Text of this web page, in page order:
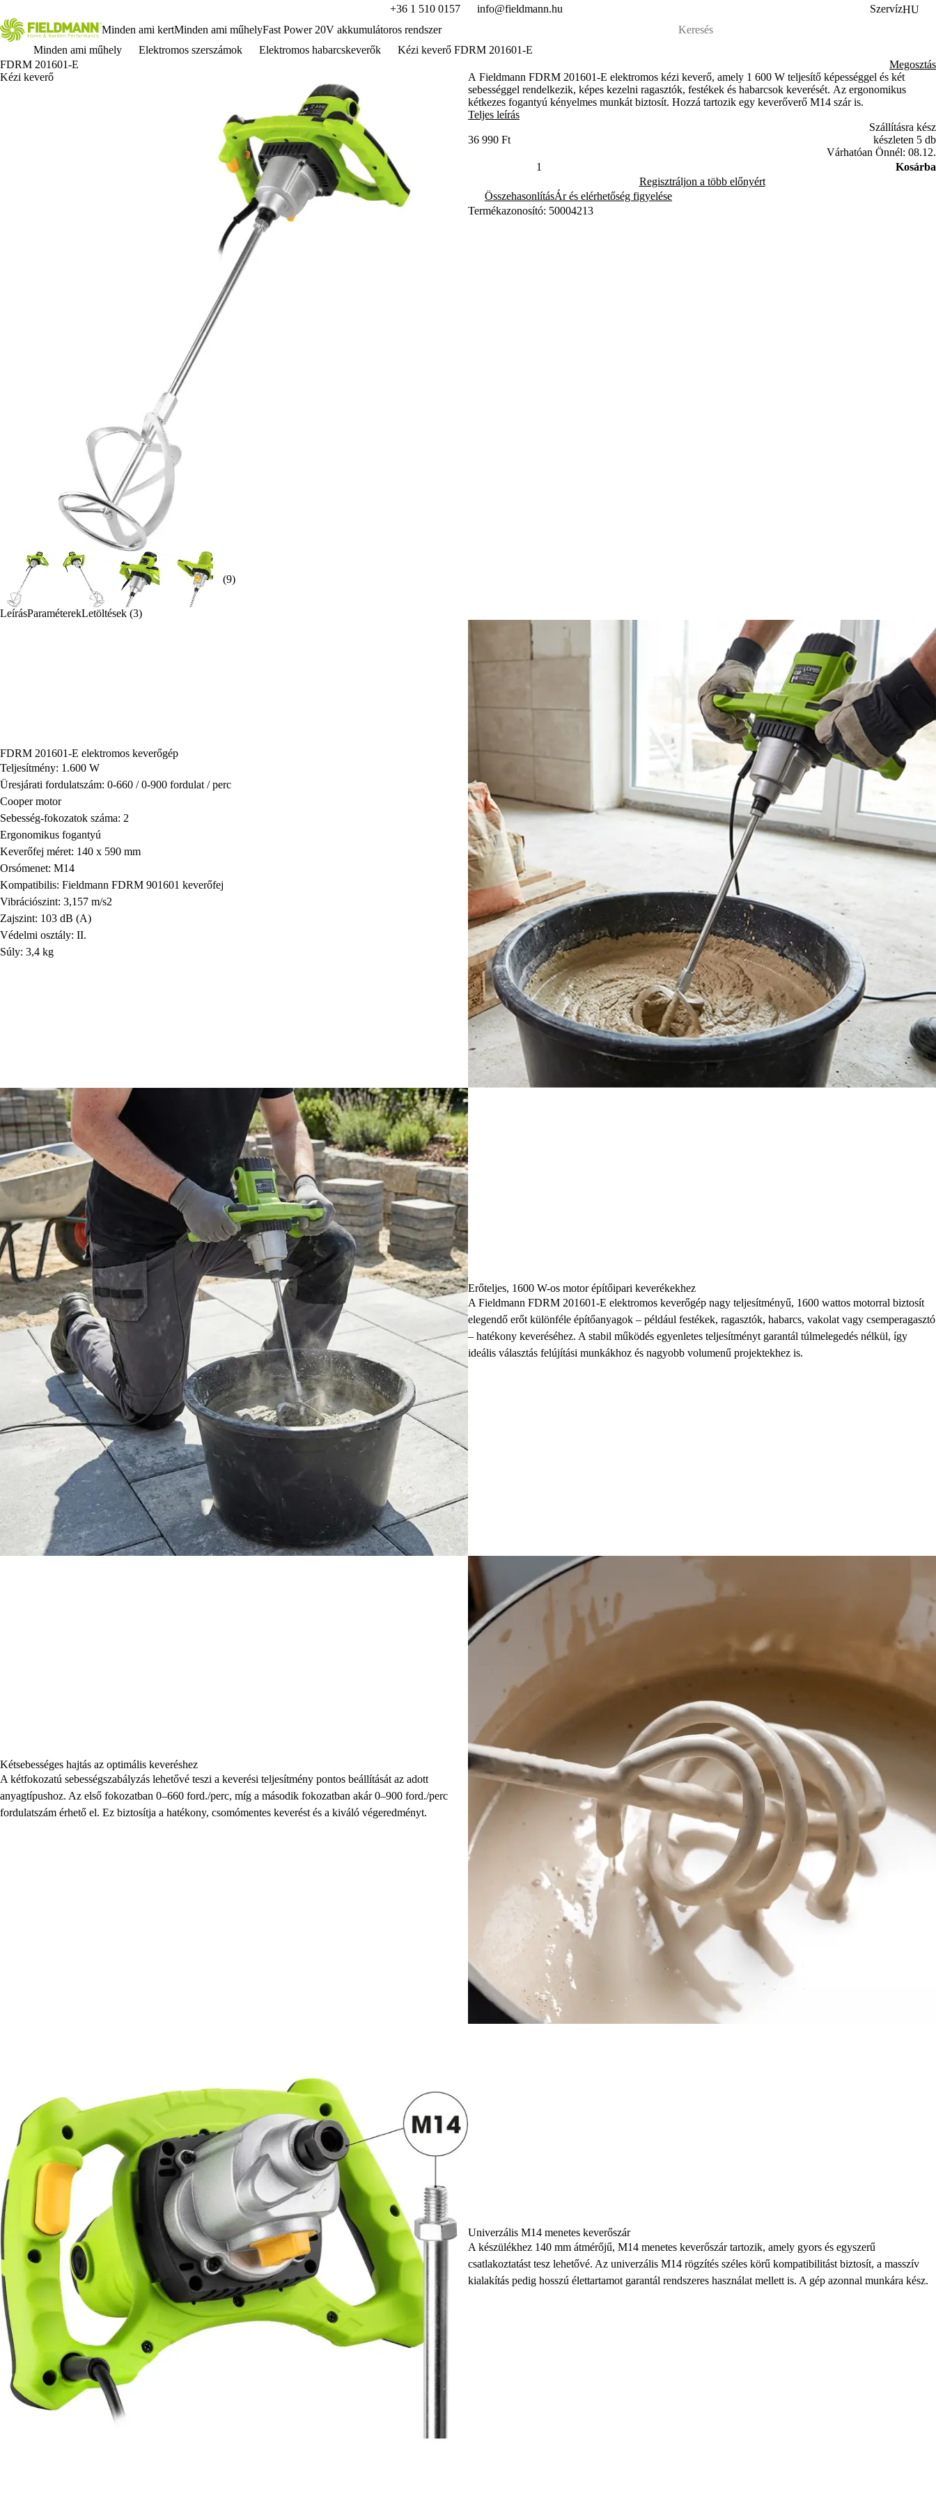
+36 1 510 0157 info@fieldmann.hu SzervízHU
Minden ami kertMinden ami műhelyFast Power 20V akkumulátoros rendszer
Minden ami műhely
Elektromos szerszámok Elektromos habarcskeverők
Kézi keverő FDRM 201601-E
FDRM 201601-E
Kézi keverő
(9)
Megosztás
A Fieldmann FDRM 201601-E elektromos kézi keverő, amely 1 600 W teljesítő képességgel és két
sebességgel rendelkezik, képes kezelni ragasztók, festékek és habarcsok keverését. Az ergonomikus
kétkezes fogantyú kényelmes munkát biztosít. Hozzá tartozik egy keverőverő M14 szár is.
Teljes leírás
36 990 Ft
Szállításra kész
készleten 5 db
Várhatóan Önnél: 08.12.
Kosárba
Regisztráljon a több előnyért
ÖsszehasonlításÁr és elérhetőség figyelése
Termékazonosító: 50004213
LeírásParaméterekLetöltések (3)
FDRM 201601-E elektromos keverőgép
Teljesítmény: 1.600 W
Üresjárati fordulatszám: 0-660 / 0-900 fordulat / perc
Cooper motor
Sebesség-fokozatok száma: 2
Ergonomikus fogantyú
Keverőfej méret: 140 x 590 mm
Orsómenet: M14
Kompatibilis: Fieldmann FDRM 901601 keverőfej
Vibrációszint: 3,157 m/s2
Zajszint: 103 dB (A)
Védelmi osztály: II.
Súly: 3,4 kg
Erőteljes, 1600 W-os motor építőipari keverékekhez
A Fieldmann FDRM 201601-E elektromos keverőgép nagy teljesítményű, 1600 wattos motorral biztosít
elegendő erőt különféle építőanyagok – például festékek, ragasztók, habarcs, vakolat vagy csemperagasztó
– hatékony keveréséhez. A stabil működés egyenletes teljesítményt garantál túlmelegedés nélkül, így
ideális választás felújítási munkákhoz és nagyobb volumenű projektekhez is.
Kétsebességes hajtás az optimális keveréshez
A kétfokozatú sebességszabályzás lehetővé teszi a keverési teljesítmény pontos beállítását az adott
anyagtípushoz. Az első fokozatban 0–660 ford./perc, míg a második fokozatban akár 0–900 ford./perc
fordulatszám érhető el. Ez biztosítja a hatékony, csomómentes keverést és a kiváló végeredményt.
Univerzális M14 menetes keverőszár
A készülékhez 140 mm átmérőjű, M14 menetes keverőszár tartozik, amely gyors és egyszerű
csatlakoztatást tesz lehetővé. Az univerzális M14 rögzítés széles körű kompatibilitást biztosít, a masszív
kialakítás pedig hosszú élettartamot garantál rendszeres használat mellett is. A gép azonnal munkára kész.